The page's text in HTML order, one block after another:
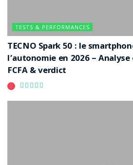
TESTS & PERFORMANCES
TECNO Spark 50 : le
l’autonomie en 2026 –
FCFA & verdict